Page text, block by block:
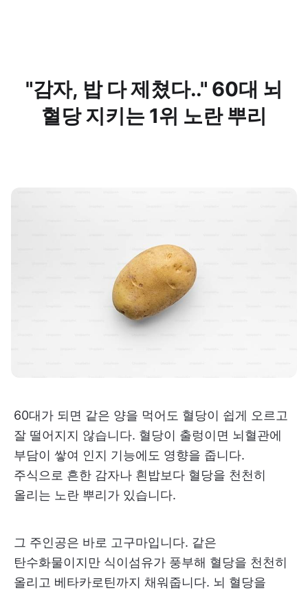
"감자, 밥 다 제쳤다.." 60대 뇌
혈당 지키는 1위 노란 뿌리
60대가 되면 같은 양을 먹어도 혈당이 쉽게 오르고
잘 떨어지지 않습니다. 혈당이 출렁이면 뇌혈관에
부담이 쌓여 인지 기능에도 영향을 줍니다.
주식으로 흔한 감자나 흰밥보다 혈당을 천천히
올리는 노란 뿌리가 있습니다.
그 주인공은 바로 고구마입니다. 같은
탄수화물이지만 식이섬유가 풍부해 혈당을 천천히
올리고 베타카로틴까지 채워줍니다. 뇌 혈당을